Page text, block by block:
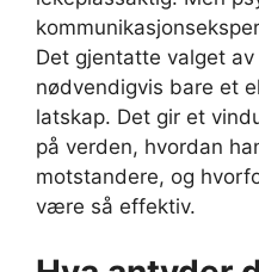
Det gjentatte valget av
nødvendigvis bare et
latskap. Det gir et
på verden, hvordan
motstandere, og
være så effektiv.